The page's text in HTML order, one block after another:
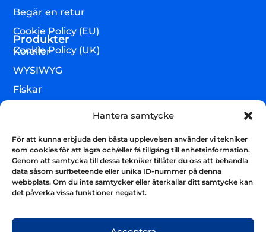
Hantera samtycke
För att kunna erbjuda den bästa upplevelsen använder vi tekniker
som cookies för att lagra och/eller få tillgång till enhetsinformation.
Genom att samtycka till dessa tekniker tillåter du oss att behandla
data såsom surfbeteende eller unika ID-nummer på denna
webbplats. Om du inte samtycker eller återkallar ditt samtycke kan
det påverka vissa funktioner negativt.
Begär en retur
Cookie Policy (EU)
Cookie Policy (UK)
Produkter
Koraller
WYSIWYG
Fiskar
Teknik & utrustning
Varumärken
Akvarium & sump
Nyhetsbrev